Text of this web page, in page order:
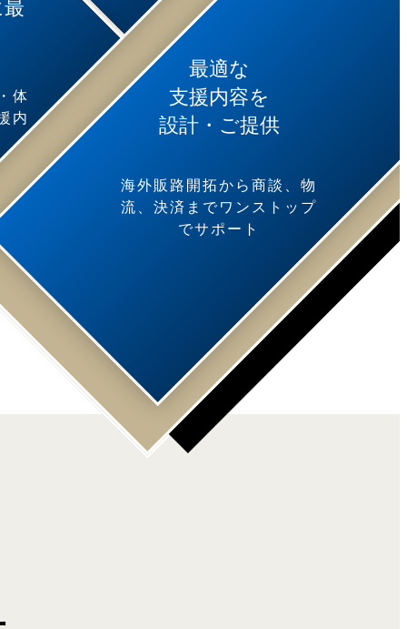
体
内
最適な
支援内容を
設計・ご提供
海外販路開拓から商談、物
流、決済までワンストップ
でサポート